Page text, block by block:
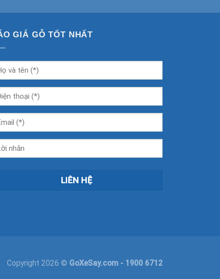
GIÁ GỖ TỐT NHẤT
Copyright 2026 © GoXeSay.com - 1900 6712